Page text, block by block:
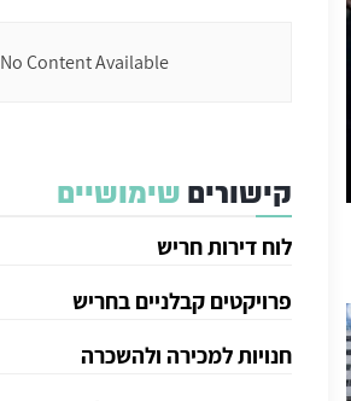
No Content Available
קישורים שימושיים
לוח דירות חריש
פרויקטים קבלניים בחריש
חנויות למכירה ולהשכרה